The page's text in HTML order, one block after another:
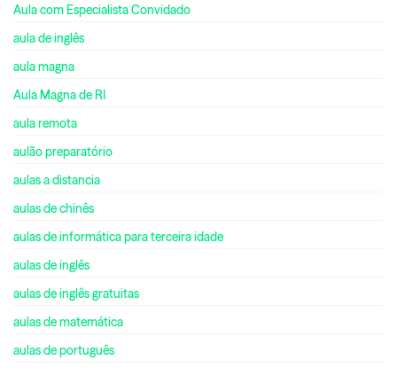
Aula com Especialista Convidado
aula de inglês
aula magna
Aula Magna de RI
aula remota
aulão preparatório
aulas a distancia
aulas de chinês
aulas de informática para terceira idade
aulas de inglês
aulas de inglês gratuitas
aulas de matemática
aulas de português